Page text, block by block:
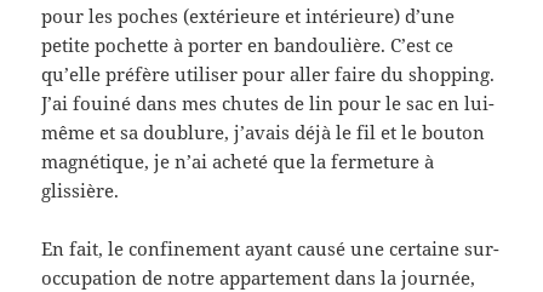
pour les poches (extérieure et intérieure) d’une
petite pochette à porter en bandoulière. C’est ce
qu’elle préfère utiliser pour aller faire du shopping.
J’ai fouiné dans mes chutes de lin pour le sac en lui-
même et sa doublure, j’avais déjà le fil et le bouton
magnétique, je n’ai acheté que la fermeture à
glissière.
En fait, le confinement ayant causé une certaine sur-
occupation de notre appartement dans la journée,